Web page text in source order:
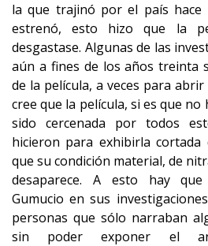
la que trajinó por el país hace
estrenó, esto hizo que la
desgastase. Algunas de las
aún a fines de los años treinta
de la película, a veces para
cree que la película, si es que no
sido cercenada por todos
hicieron para exhibirla cortada
que su condición material, de
desaparece. A esto hay
Gumucio en sus
personas que sólo narraban
sin poder exponer el